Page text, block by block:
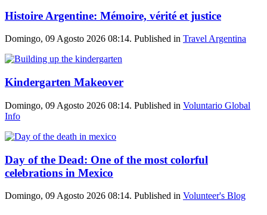
Histoire Argentine: Mémoire, vérité et justice
Domingo, 09 Agosto 2026 08:14. Published in Travel Argentina
Kindergarten Makeover
Domingo, 09 Agosto 2026 08:14. Published in Voluntario Global
Info
Day of the Dead: One of the most colorful
celebrations in Mexico
Domingo, 09 Agosto 2026 08:14. Published in Volunteer's Blog